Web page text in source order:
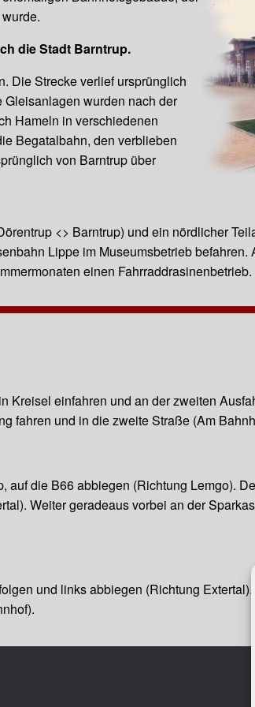
dieStadt Barntrup.
. Die Strecke verlief ursprünglich
wurden nach der
Hameln in verschiedenen
Begatalbahn, den verblieben
von Barntrup über
<> Barntrup) und ein nördlicher
Lippe im Museumsbetrieb
einen Fahrraddrasinenbetrieb.
Kreisel einfahren und an der zweiten
fahren und in die zweite Straße (Am
auf die B66 abbiegen (Richtung Lemgo).
Weiter geradeaus vorbei an der
und links abbiegen (Richtung